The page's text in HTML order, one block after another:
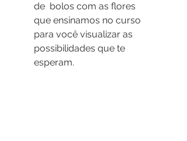
de  bolos com as flores
que ensinamos no curso
para você visualizar as
possibilidades que te
esperam.